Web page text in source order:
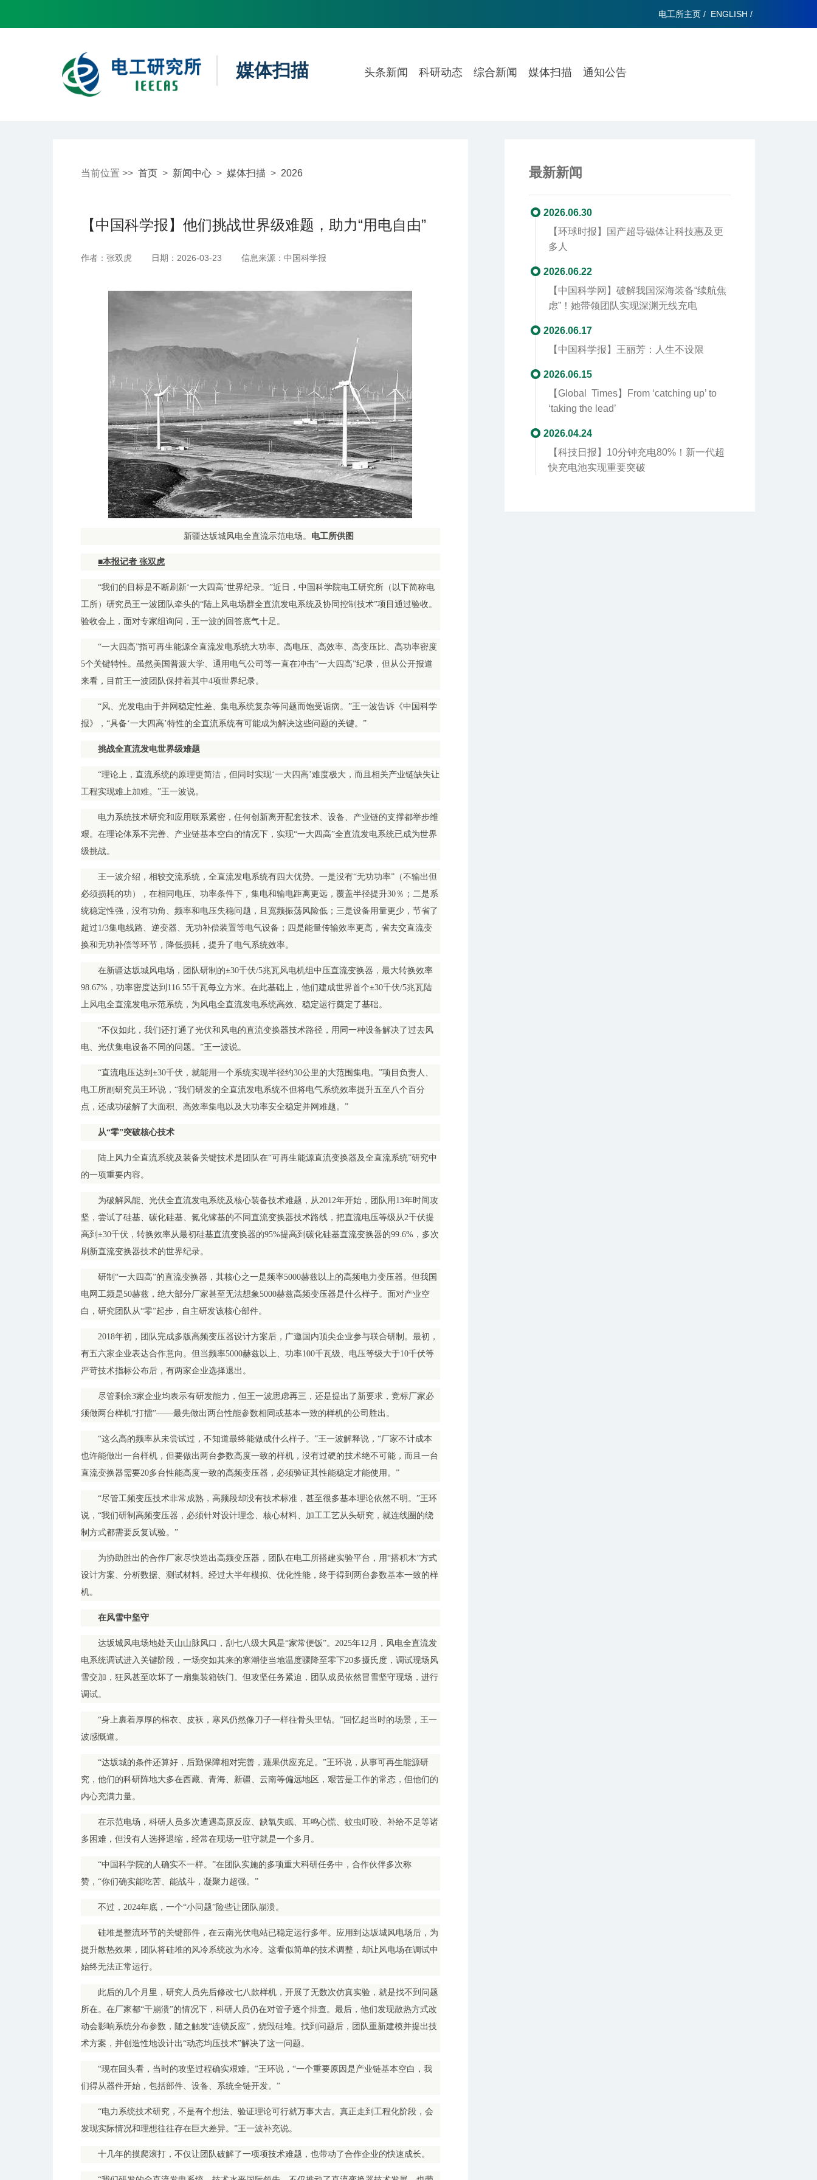
电工所主页 / ENGLISH /
媒体扫描 头条新闻 科研动态 综合新闻 媒体扫描 通知公告
当前位置 >> 首页 > 新闻中心 > 媒体扫描 > 2026
【中国科学报】他们挑战世界级难题，助力“用电自由”
作者：张双虎 日期：2026-03-23 信息来源：中国科学报
新疆达坂城风电全直流示范电场。 电工所供图
■本报记者 张双虎
“我们的目标是不断刷新‘一大四高’世界纪录。”近日，中国科学院电工研究所（以下简称电
工所）研究员王一波团队牵头的“陆上风电场群全直流发电系统及协同控制技术”项目通过验收。
验收会上，面对专家组询问，王一波的回答底气十足。
“一大四高”指可再生能源全直流发电系统大功率、高电压、高效率、高变压比、高功率密度
5个关键特性。虽然美国普渡大学、通用电气公司等一直在冲击“一大四高”纪录，但从公开报道
来看，目前王一波团队保持着其中4项世界纪录。
“风、光发电由于并网稳定性差、集电系统复杂等问题而饱受诟病。”王一波告诉《中国科学
报》，“具备‘一大四高’特性的全直流系统有可能成为解决这些问题的关键。”
挑战全直流发电世界级难题
“理论上，直流系统的原理更简洁，但同时实现‘一大四高’难度极大，而且相关产业链缺失让
工程实现难上加难。”王一波说。
电力系统技术研究和应用联系紧密，任何创新离开配套技术、设备、产业链的支撑都举步维
艰。在理论体系不完善、产业链基本空白的情况下，实现“一大四高”全直流发电系统已成为世界
级挑战。
王一波介绍，相较交流系统，全直流发电系统有四大优势。一是没有“无功功率”（不输出但
必须损耗的功），在相同电压、功率条件下，集电和输电距离更远，覆盖半径提升30％；二是系
统稳定性强，没有功角、频率和电压失稳问题，且宽频振荡风险低；三是设备用量更少，节省了
超过1/3集电线路、逆变器、无功补偿装置等电气设备；四是能量传输效率更高，省去交直流变
换和无功补偿等环节，降低损耗，提升了电气系统效率。
在新疆达坂城风电场，团队研制的±30千伏/5兆瓦风电机组中压直流变换器，最大转换效率
98.67%，功率密度达到116.55千瓦每立方米。在此基础上，他们建成世界首个±30千伏/5兆瓦陆
上风电全直流发电示范系统，为风电全直流发电系统高效、稳定运行奠定了基础。
“不仅如此，我们还打通了光伏和风电的直流变换器技术路径，用同一种设备解决了过去风
电、光伏集电设备不同的问题。”王一波说。
“直流电压达到±30千伏，就能用一个系统实现半径约30公里的大范围集电。”项目负责人、
电工所副研究员王环说，“我们研发的全直流发电系统不但将电气系统效率提升五至八个百分
点，还成功破解了大面积、高效率集电以及大功率安全稳定并网难题。”
从“零”突破核心技术
陆上风力全直流系统及装备关键技术是团队在“可再生能源直流变换器及全直流系统”研究中
的一项重要内容。
为破解风能、光伏全直流发电系统及核心装备技术难题，从2012年开始，团队用13年时间攻
坚，尝试了硅基、碳化硅基、氮化镓基的不同直流变换器技术路线，把直流电压等级从2千伏提
高到±30千伏，转换效率从最初硅基直流变换器的95%提高到碳化硅基直流变换器的99.6%，多次
刷新直流变换器技术的世界纪录。
研制“一大四高”的直流变换器，其核心之一是频率5000赫兹以上的高频电力变压器。但我国
电网工频是50赫兹，绝大部分厂家甚至无法想象5000赫兹高频变压器是什么样子。面对产业空
白，研究团队从“零”起步，自主研发该核心部件。
2018年初，团队完成多版高频变压器设计方案后，广邀国内顶尖企业参与联合研制。最初，
有五六家企业表达合作意向。但当频率5000赫兹以上、功率100千瓦级、电压等级大于10千伏等
严苛技术指标公布后，有两家企业选择退出。
尽管剩余3家企业均表示有研发能力，但王一波思虑再三，还是提出了新要求，竞标厂家必
须做两台样机“打擂”——最先做出两台性能参数相同或基本一致的样机的公司胜出。
“这么高的频率从未尝试过，不知道最终能做成什么样子。”王一波解释说，“厂家不计成本
也许能做出一台样机，但要做出两台参数高度一致的样机，没有过硬的技术绝不可能，而且一台
直流变换器需要20多台性能高度一致的高频变压器，必须验证其性能稳定才能使用。”
“尽管工频变压技术非常成熟，高频段却没有技术标准，甚至很多基本理论依然不明。”王环
说，“我们研制高频变压器，必须针对设计理念、核心材料、加工工艺从头研究，就连线圈的绕
制方式都需要反复试验。”
为协助胜出的合作厂家尽快造出高频变压器，团队在电工所搭建实验平台，用“搭积木”方式
设计方案、分析数据、测试材料。经过大半年模拟、优化性能，终于得到两台参数基本一致的样
机。
在风雪中坚守
达坂城风电场地处天山山脉风口，刮七八级大风是“家常便饭”。2025年12月，风电全直流发
电系统调试进入关键阶段，一场突如其来的寒潮使当地温度骤降至零下20多摄氏度，调试现场风
雪交加，狂风甚至吹坏了一扇集装箱铁门。但攻坚任务紧迫，团队成员依然冒雪坚守现场，进行
调试。
“身上裹着厚厚的棉衣、皮袄，寒风仍然像刀子一样往骨头里钻。”回忆起当时的场景，王一
波感慨道。
“达坂城的条件还算好，后勤保障相对完善，蔬果供应充足。”王环说，从事可再生能源研
究，他们的科研阵地大多在西藏、青海、新疆、云南等偏远地区，艰苦是工作的常态，但他们的
内心充满力量。
在示范电场，科研人员多次遭遇高原反应、缺氧失眠、耳鸣心慌、蚊虫叮咬、补给不足等诸
多困难，但没有人选择退缩，经常在现场一驻守就是一个多月。
“中国科学院的人确实不一样。”在团队实施的多项重大科研任务中，合作伙伴多次称
赞，“你们确实能吃苦、能战斗，凝聚力超强。”
不过，2024年底，一个“小问题”险些让团队崩溃。
硅堆是整流环节的关键部件，在云南光伏电站已稳定运行多年。应用到达坂城风电场后，为
提升散热效果，团队将硅堆的风冷系统改为水冷。这看似简单的技术调整，却让风电场在调试中
始终无法正常运行。
此后的几个月里，研究人员先后修改七八款样机，开展了无数次仿真实验，就是找不到问题
所在。在厂家都“干崩溃”的情况下，科研人员仍在对管子逐个排查。最后，他们发现散热方式改
动会影响系统分布参数，随之触发“连锁反应”，烧毁硅堆。找到问题后，团队重新建模并提出技
术方案，并创造性地设计出“动态均压技术”解决了这一问题。
“现在回头看，当时的攻坚过程确实艰难。”王环说，“一个重要原因是产业链基本空白，我
们得从器件开始，包括部件、设备、系统全链开发。”
“电力系统技术研究，不是有个想法、验证理论可行就万事大吉。真正走到工程化阶段，会
发现实际情况和理想往往存在巨大差异。”王一波补充说。
十几年的摸爬滚打，不仅让团队破解了一项项技术难题，也带动了合作企业的快速成长。
最新新闻
2026.06.30
【环球时报】
国产超导磁体让科技惠及更
多人
2026.06.22
【中国科学网】 破解我国深海装备“续航焦
虑”！她带领团队实现深渊无线充电
2026.06.17
【中国科学报】王丽芳：人生不设限
2026.06.15
【Global Times】From ‘catching up’ to
‘taking the lead’
2026.04.24
【科技日报】10分钟充电80%！新一代超
快充电池实现重要突破